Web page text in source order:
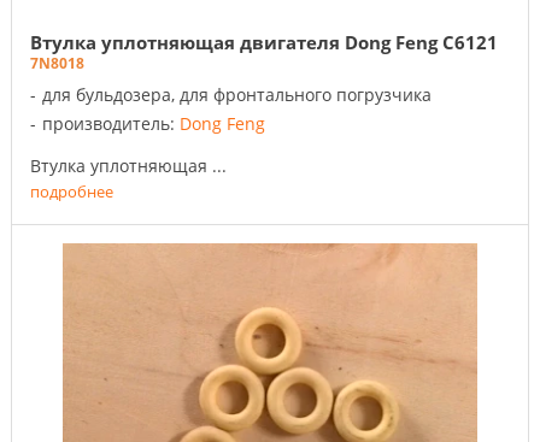
Втулка уплотняющая двигателя Dong Feng C6121
7N8018
для бульдозера, для фронтального погрузчика
производитель: Dong Feng
Втулка уплотняющая ...
подробнее